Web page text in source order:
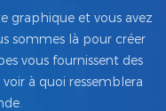
graphique et vous avez
sommes là pour créer
vous fournissent des
à quoi ressemblera